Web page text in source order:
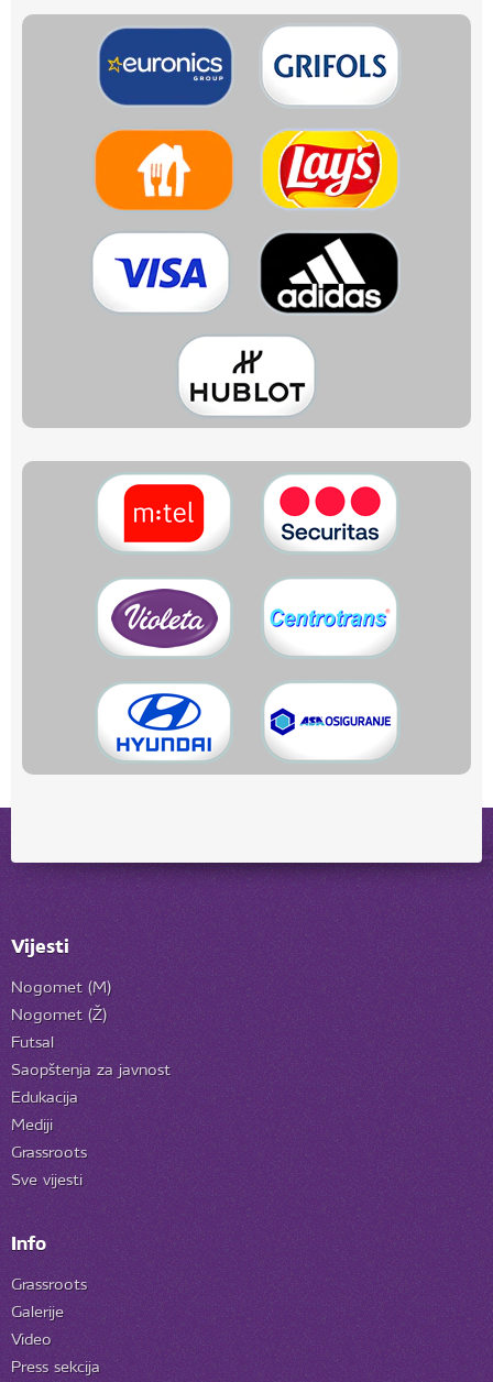
Vijesti
Nogomet (M)
Nogomet (Ž)
Futsal
Saopštenja za javnost
Edukacija
Mediji
Grassroots
Sve vijesti
Info
Grassroots
Galerije
Video
Press sekcija